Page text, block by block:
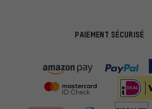
PAIEMENT SÉCURISÉ